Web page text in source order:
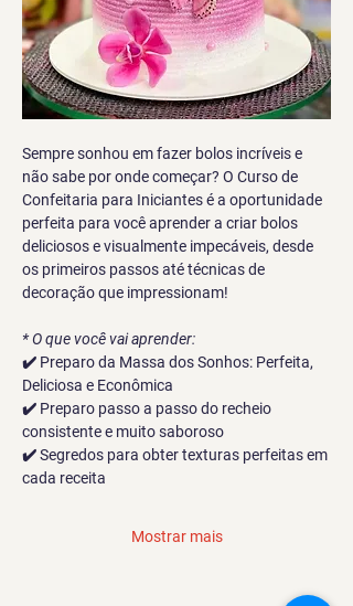
Sempre sonhou em fazer bolos incríveis e
não sabe por onde começar? O Curso de
Confeitaria para Iniciantes é a oportunidade
perfeita para você aprender a criar bolos
deliciosos e visualmente impecáveis, desde
os primeiros passos até técnicas de
decoração que impressionam!
* O que você vai aprender:
✔️ Preparo da Massa dos Sonhos: Perfeita,
Deliciosa e Econômica
✔️ Preparo passo a passo do recheio
consistente e muito saboroso
✔️ Segredos para obter texturas perfeitas em
cada receita
Mostrar mais